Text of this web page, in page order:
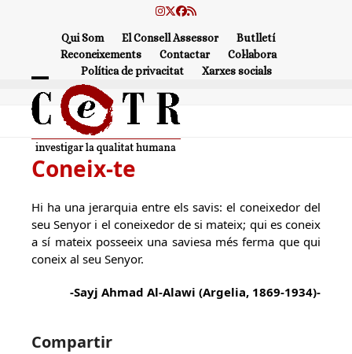
Instagram
Twitter
Facebook
RSS
Qui Som El Consell Assessor
Butlletí
Reconeixements
Contactar
Col·labora
Política de privacitat
Xarxes socials
Open
mobile
menu
Close
mobile
menu
Coneix-te
Hi ha una jerarquia entre els savis: el coneixedor del
seu Senyor i el coneixedor de si mateix; qui es coneix
a sí mateix posseeix una saviesa més ferma que qui
coneix al seu Senyor.
-Sayj Ahmad Al-Alawi (Argelia, 1869-1934)-
Compartir